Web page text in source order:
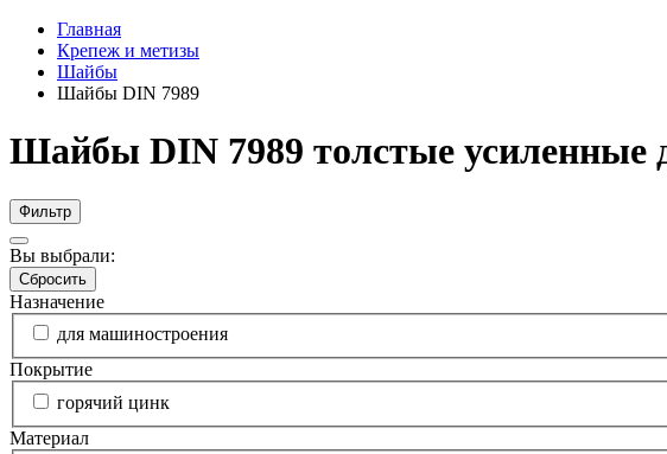
Главная
Крепеж и метизы
Шайбы
Шайбы DIN 7989
Шайбы DIN 7989 толстые усиленные
Фильтр
Вы выбрали:
Сбросить
Назначение
для машиностроения
Покрытие
горячий цинк
Материал